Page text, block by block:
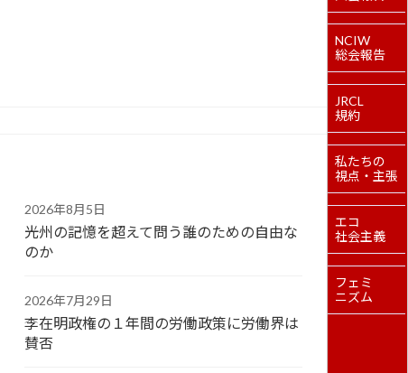
2026年8月5日
光州の記憶を超えて問う誰のための自由な
のか
2026年7月29日
李在明政権の１年間の労働政策に労働界は
賛否
NCIW
総会報告
JRCL
規約
私たちの
視点・主張
エコ
社会主義
フェミ
ニズム